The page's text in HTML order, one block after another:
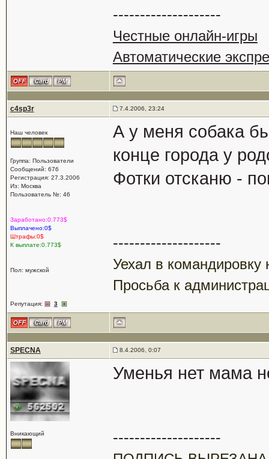
--------------------
Честные онлайн-игры
Автоматические
c4sp3r 7.4.2006, 23:24
Наш человек
Группа: Пользователи
Сообщений: 676
Регистрация: 27.3.2006
Из: Москва
Пользователь №: 46
Заработано:0.773$
Выплачено:0$
Штрафы:0$
К выплате:0.773$
Пол: мужской
Репутация: 3
А у меня собака
конце города у
Фотки отсканю -
--------------------
Уехал в командировку
Просьба к
SPECNA 8.4.2006, 0:07
Вникающий
Уменья нет мама
--------------------